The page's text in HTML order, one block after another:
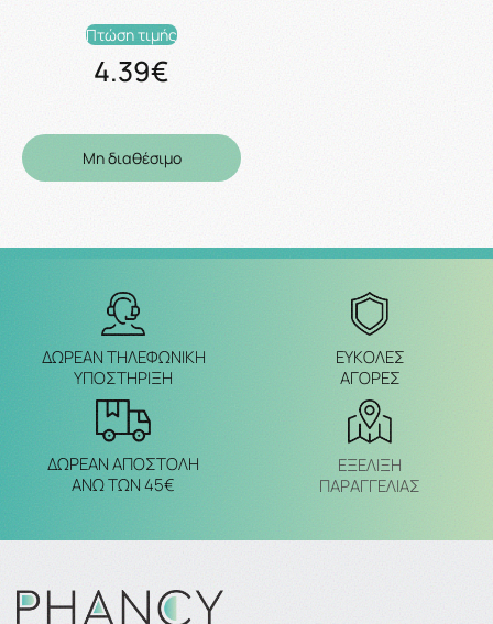
Πτώση τιμής
4.39€
Μη διαθέσιμο
ΔΩΡΕΑΝ ΤΗΛΕΦΩΝΙΚΗ
ΥΠΟΣΤΗΡΙΞΗ
ΕΥΚΟΛΕΣ
ΑΓΟΡΕΣ
ΔΩΡΕΑΝ ΑΠΟΣΤΟΛΗ
ΑΝΩ ΤΩΝ 45€
ΕΞΈΛΙΞΗ
ΠΑΡΑΓΓΕΛΙΑΣ